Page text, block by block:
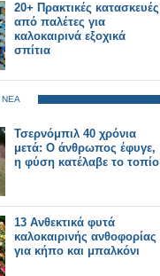
20+ Πρακτικές κατασκευές
από παλέτες για
καλοκαιρινά εξοχικά
σπίτια
ΝΕΑ
Τσερνόμπιλ 40 χρόνια
μετά: Ο άνθρωπος έφυγε,
η φύση κατέλαβε το τοπίο
13 Ανθεκτικά φυτά
καλοκαιρινής ανθοφορίας
για κήπο και μπαλκόνι